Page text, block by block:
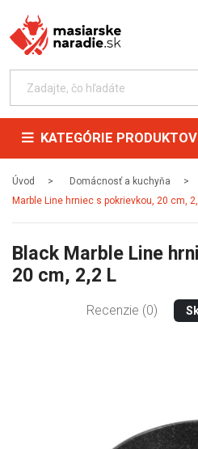
KATEGÓRIE PRODUKTOV
Úvod Domácnosť a kuchyňa
Marble Line hrniec s pokrievkou, 20 cm,
Black Marble Line
20 cm, 2,2 L
Recenzie (0)